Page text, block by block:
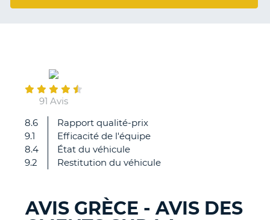
91 Avis
8.6
9.1
8.4
9.2
Rapport qualité-prix
Efficacité de l'équipe
État du véhicule
Restitution du véhicule
RAS
AVIS GRÈCE - AVIS DES